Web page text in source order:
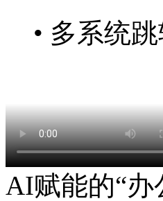
• 多系统跳
AI赋能的“办